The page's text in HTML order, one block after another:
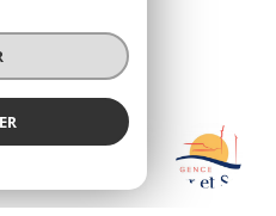
Mer et Soleil